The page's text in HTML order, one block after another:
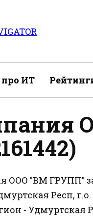
про ИТ
ООО "ВМ ГРУПП"
Респ,
- Удмуртская